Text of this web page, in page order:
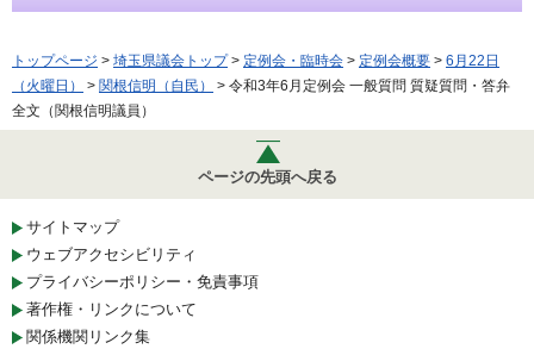
トップページ > 埼玉県議会トップ> 定例会・臨時会 > 定例会概要 > 6月22日
（火曜日）
> 関根信明（自民）
> 令和3年6月定例会 一般質問 質疑質問・答弁
全文（関根信明議員）
ページの先頭へ戻る
サイトマップ
ウェブアクセシビリティ
プライバシーポリシー・免責事項
著作権・リンクについて
関係機関リンク集